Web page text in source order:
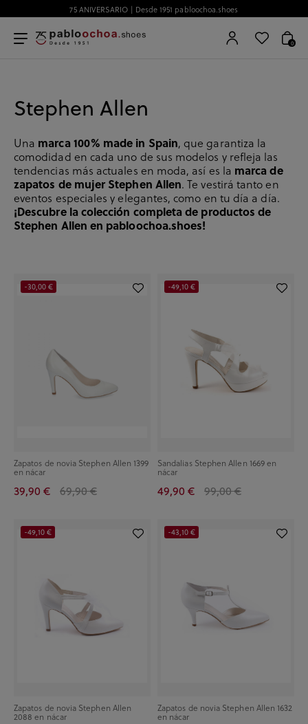
75 ANIVERSARIO | Desde 1951 pabloochoa.shoes
0
Stephen Allen
Una marca 100% made in Spain, que garantiza la
comodidad en cada uno de sus modelos y refleja las
tendencias más actuales en moda, así es la marca de
zapatos de mujer Stephen Allen. Te vestirá tanto en
eventos especiales y elegantes, como en tu día a día.
¡Descubre la colección completa de productos de
Stephen Allen en pabloochoa.shoes!
Zapatos de novia Stephen Allen 1399
en nácar
39,90 € 69,90 €
-30,00 €
Sandalias Stephen Allen 1669 en
nácar
49,90 € 99,00 €
-49,10 €
Zapatos de novia Stephen Allen
2088 en nácar
-49,10 €
Zapatos de novia Stephen Allen 1632
en nácar
-43,10 €